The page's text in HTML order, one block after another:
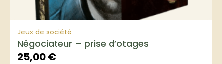
Jeux de société
Négociateur – prise d’otages
25,00€